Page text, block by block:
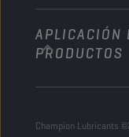
+32 3 870 00
Georges
Belgium
APLICACIÓN
PRODUCTOS
Champion Lubricants